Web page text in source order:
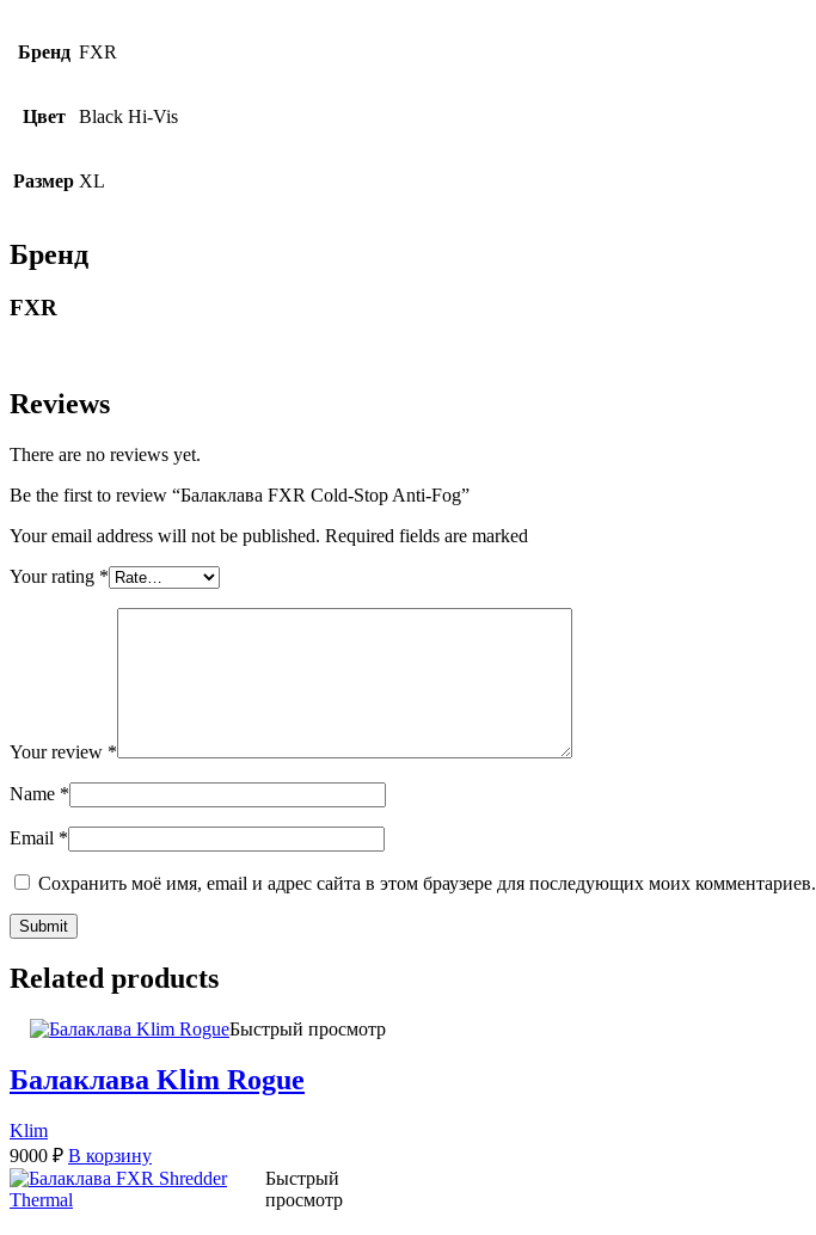
Бренд FXR
Цвет Black Hi-Vis
Размер XL
Бренд
FXR
Reviews
There are no reviews yet.
Be the first to review “Балаклава FXR Cold-Stop Anti-Fog”
Your email address will not be published. Required fields are marked
Your rating *
Your review *
Name *
Email *
Сохранить моё имя, email и адрес сайта в этом браузере для последующих моих комментариев.
Related products
Быстрый просмотр
Балаклава Klim Rogue
Klim
9000 ₽ В корзину
Быстрый
просмотр